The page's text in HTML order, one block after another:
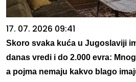
17. 07. 2026 09:41
Skoro svaka kuća u Jugoslaviji
danas vredi i do 2.000 evra:
a pojma nemaju kakvo blago